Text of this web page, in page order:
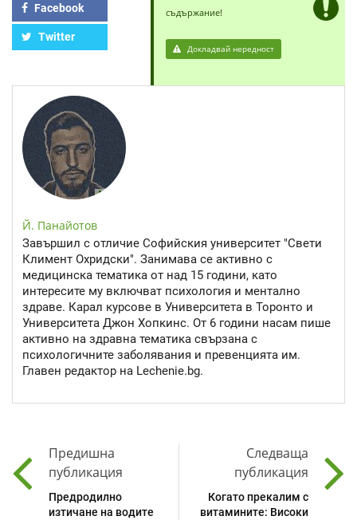
Facebook
Twitter
съдържание!
Докладвай нередност
Й. Панайотов
Завършил с отличие Софийския университет "Свети
Климент Охридски". Занимава се активно с
медицинска тематика от над 15 години, като
интересите му включват психология и ментално
здраве. Карал курсове в Университета в Торонто и
Университета Джон Хопкинс. От 6 години насам пише
активно на здравна тематика свързана с
психологичните заболявания и превенцията им.
Главен редактор на Lechenie.bg.
Предишна
публикация
Предродилно
изтичане на водите
Следваща
публикация
Когато прекалим с
витамините: Високи